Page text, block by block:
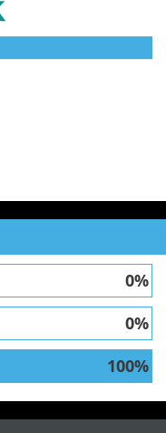
0%
0%
100%